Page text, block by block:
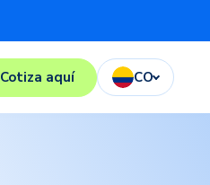
Cotiza aquí CO